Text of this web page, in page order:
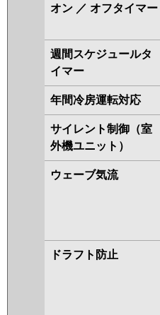
PA-
PA-
オン ／ オフタイマー
週間スケジュールタ
イマー
年間冷房運転対応
サイレント制御（室
外機ユニット）
ウェーブ気流
ドラフト防止